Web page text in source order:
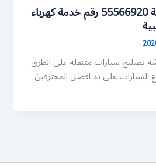
خدمة بنشر الصليبية 55566920 رقم خدمة كهرباء
تصليح سيارات متنقلة على الطرق
السيارات على يد افضل المحترفين